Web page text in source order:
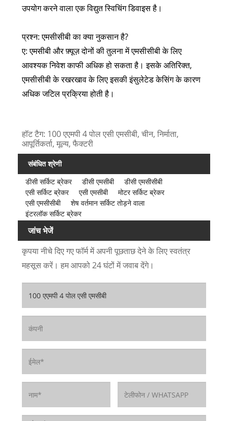
उपयोग करने वाला एक विद्युत स्विचिंग डिवाइस है।
प्रश्न: एमसीसीबी का क्या नुकसान है?
ए: एमसीबी और फ़्यूज़ दोनों की तुलना में एमसीसीबी के लिए
आवश्यक निवेश काफी अधिक हो सकता है। इसके अतिरिक्त,
एमसीसीबी के रखरखाव के लिए इसकी इंसुलेटेड केसिंग के कारण
अधिक जटिल प्रक्रिया होती है।
हॉट टैग: 100 एएमपी 4 पोल एसी एमसीबी, चीन, निर्माता,
आपूर्तिकर्ता, मूल्य, फैक्टरी
संबंधित श्रेणी
डीसी सर्किट ब्रेकर
डीसी एमसीबी
डीसी एमसीसीबी
एसी सर्किट ब्रेकर
एसी एमसीबी
मोटर सर्किट ब्रेकर
एसी एमसीसीबी
शेष वर्तमान सर्किट तोड़ने वाला
इंटरलॉक सर्किट ब्रेकर
जांच भेजें
कृपया नीचे दिए गए फॉर्म में अपनी पूछताछ देने के लिए स्वतंत्र
महसूस करें। हम आपको 24 घंटों में जवाब देंगे।